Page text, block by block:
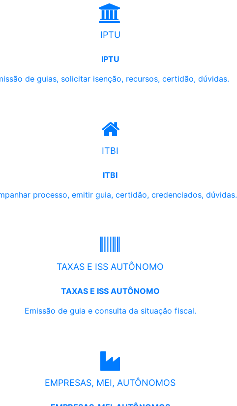
IPTU
IPTU
de guias, solicitar isenção, recursos, certidão, dúvidas.
ITBI
ITBI
processo, emitir guia, certidão, credenciados, dúvidas.
TAXAS E ISS AUTÔNOMO
TAXAS E ISS AUTÔNOMO
Emissão de guia e consulta da situação fiscal.
EMPRESAS, MEI, AUTÔNOMOS